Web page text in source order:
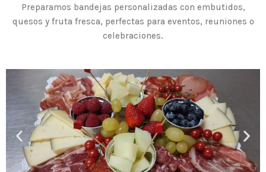
Preparamos bandejas personalizadas con embutidos,
quesos y fruta fresca, perfectas para eventos, reuniones o
celebraciones.